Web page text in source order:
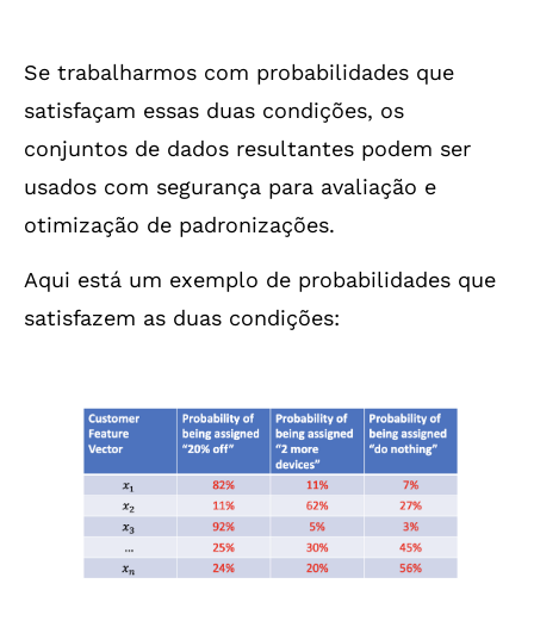
Se trabalharmos com probabilidades que
satisfaçam essas duas condições, os
conjuntos de dados resultantes podem ser
usados com segurança para avaliação e
otimização de padronizações.
Aqui está um exemplo de probabilidades que
satisfazem as duas condições: